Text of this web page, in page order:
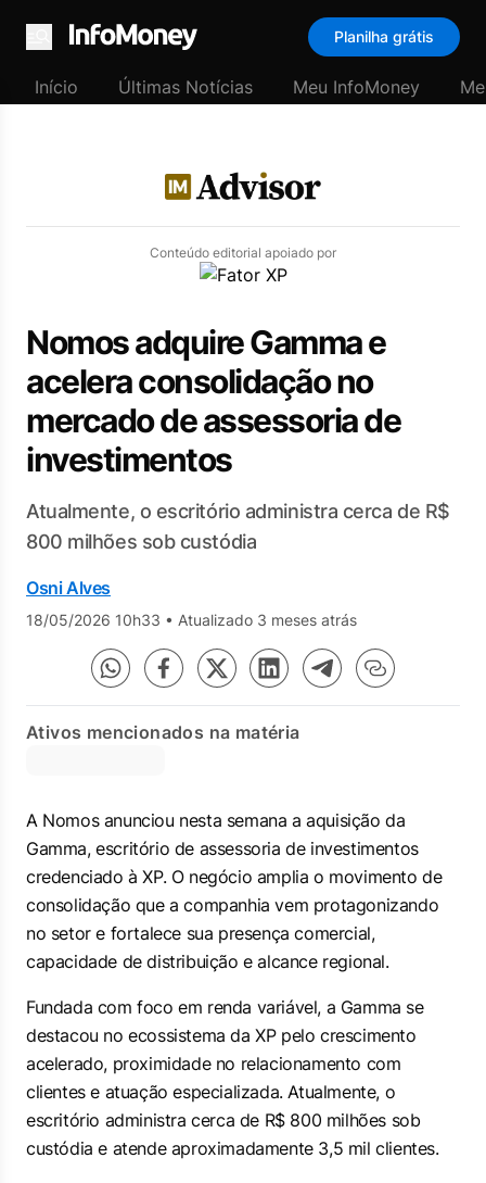
Menu
Planilha grátis
Início Últimas Notícias Meu InfoMoney
Conteúdo editorial apoiado por
Nomos adquire Gamma e
acelera consolidação no
mercado de assessoria de
investimentos
Atualmente, o escritório administra cerca de R$
800 milhões sob custódia
Osni Alves
18/05/2026 10h33 • Atualizado 3 meses atrás
Ativos mencionados na matéria
A Nomos anunciou nesta semana a aquisição da
Gamma, escritório de assessoria de investimentos
credenciado à XP. O negócio amplia o movimento de
consolidação que a companhia vem protagonizando
no setor e fortalece sua presença comercial,
capacidade de distribuição e alcance regional.
Fundada com foco em renda variável, a Gamma se
destacou no ecossistema da XP pelo crescimento
acelerado, proximidade no relacionamento com
clientes e atuação especializada. Atualmente, o
escritório administra cerca de R$ 800 milhões sob
custódia e atende aproximadamente 3,5 mil clientes.